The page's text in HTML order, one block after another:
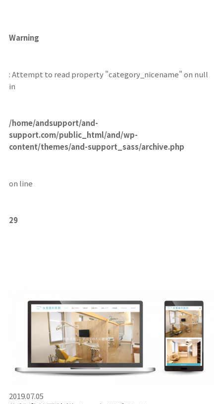
Warning
: Attempt to read property "category_nicename" on null
in
/home/andsupport/and-
support.com/public_html/and/wp-
content/themes/and-support_sass/archive.php
on line
29
2019.07.05